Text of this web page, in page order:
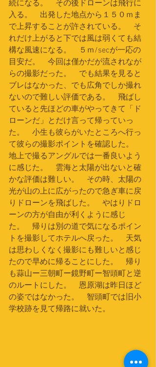
続になる。　その後ドローンは飛行に
入る。　出発した地点から１５０ｍま
で上昇することが許されている。　そ
れだけ上がると下では風は弱くても結
構な風速になる。　５ｍ/secが一応の
目安だ。　今回は僅かだが流されなが
らの撮影だった。　でも結果を見ると
ブレはなかった、でも広角でしか撮れ
ないので難しい評価である。　飛ばし
ていると先ほどの車がやってきて「ド
ローンだ」とだけ言って帰っていっ
た。　小生も彼らがいたところへ行っ
て彼らの撮影ポイントを確認した。
地上で撮るアングルでは一番良いよう
に感じた。　雲海と太陽が出ないと確
かな評価は難しい。　その時、太陽の
光が山の上に広がったので急ぎ車に戻
りドローンを飛ばした。　やはりドロ
ーンの方が自由が利くように感じ
た。　帰りは別の道で気になるポイン
トを撮影してホテルへ戻った。　天気
は思わしくなく撮影にも難しいと感じ
たので早めに帰ることにした。　帰り
も蒜山ー三朝町ー鏡野町ー智頭町と逆
のルートにした。　恩原湖は昨日ほど
の姿ではなかった。　智頭町では旧小
学校跡を見て帰路に就いた。